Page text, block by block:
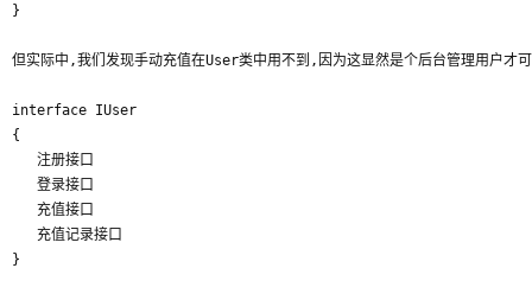
}
但实际中,我们发现手动充值在User类中用不到,因为这显然是个后台管理用户才
interface IUser
{
   注册接口
   登录接口
   充值接口
   充值记录接口
}